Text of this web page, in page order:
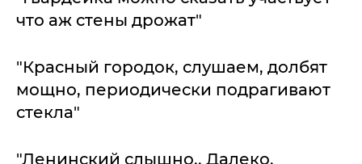
что аж стены дрожат"
"Красный городок, слушаем, долбят
мощно, периодически подрагивают
стекла"
"Ленинский слышно.. Далеко.